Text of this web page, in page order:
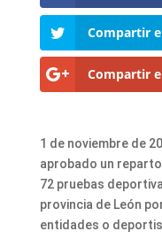
Compartir
Compartir
1 de noviembre de
aprobado un
72 pruebas
provincia de León
entidades o